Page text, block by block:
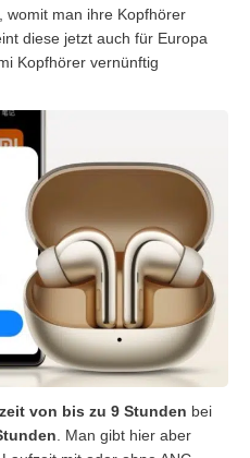
womit man ihre Kopfhörer
diese jetzt auch für Europa
Kopfhörer vernünftig
von bis zu 9 Stunden bei
. Man gibt hier aber